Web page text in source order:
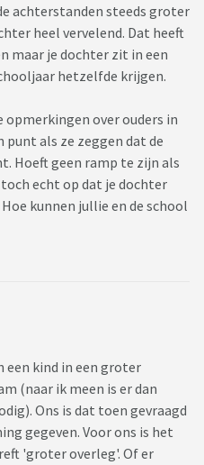
achterstanden steeds groter
heel vervelend. Dat heeft
maar je dochter zit in een
hetzelfde krijgen.
over ouders in
punt als ze zeggen dat de
Hoeft geen ramp te zijn als
echt op dat je dochter
kunnen jullie en de school
een kind in een groter
(naar ik meen is er dan
Ons is dat toen gevraagd
gegeven. Voor ons is het
'groter overleg'. Of er